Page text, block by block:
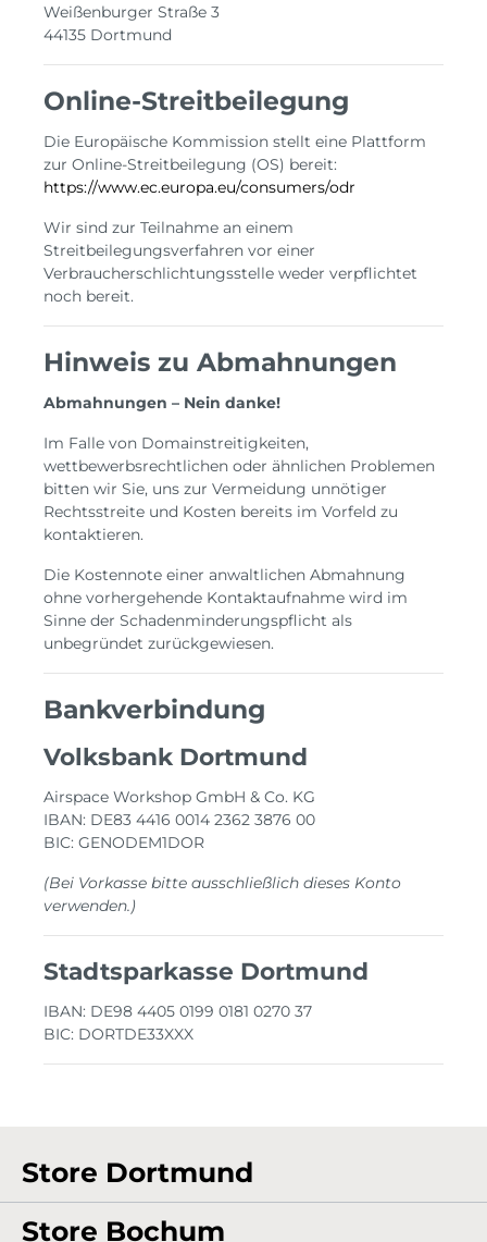
Weißenburger Straße 3
44135 Dortmund
Online-Streitbeilegung
Die Europäische Kommission stellt eine Plattform
zur Online-Streitbeilegung (OS) bereit:
https://www.ec.europa.eu/consumers/odr
Wir sind zur Teilnahme an einem
Streitbeilegungsverfahren vor einer
Verbraucherschlichtungsstelle weder verpflichtet
noch bereit.
Hinweis zu Abmahnungen
Abmahnungen – Nein danke!
Im Falle von Domainstreitigkeiten,
wettbewerbsrechtlichen oder ähnlichen Problemen
bitten wir Sie, uns zur Vermeidung unnötiger
Rechtsstreite und Kosten bereits im Vorfeld zu
kontaktieren.
Die Kostennote einer anwaltlichen Abmahnung
ohne vorhergehende Kontaktaufnahme wird im
Sinne der Schadenminderungspflicht als
unbegründet zurückgewiesen.
Bankverbindung
Volksbank Dortmund
Airspace Workshop GmbH & Co. KG
IBAN: DE83 4416 0014 2362 3876 00
BIC: GENODEM1DOR
(Bei Vorkasse bitte ausschließlich dieses Konto
verwenden.)
Stadtsparkasse Dortmund
IBAN: DE98 4405 0199 0181 0270 37
BIC: DORTDE33XXX
Store Dortmund
Store Bochum